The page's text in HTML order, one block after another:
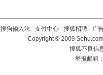
搜狗输入法 - 支付中心 - 搜狐招聘 - 广
Copyright © 2009
搜狐不良信
举报邮箱